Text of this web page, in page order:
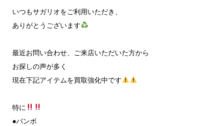
いつもサガリオをご利用いただき、
ありがとうございます
最近お問い合わせ、ご来店いただいた方から
お探しの声が多く
現在下記アイテムを買取強化中です
特に
●バンボ